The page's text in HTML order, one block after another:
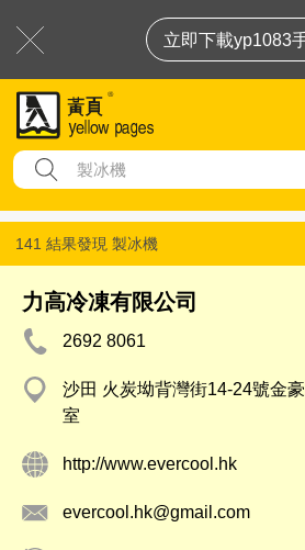
立即下載yp1083
141 結果發現 製冰機
力高冷凍有限公司
2692 8061
沙田 火炭坳背灣街14-24號金
室
http://www.evercool.hk
evercool.hk@gmail.com